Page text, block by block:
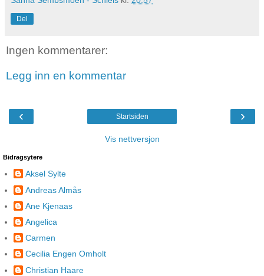
Del
Ingen kommentarer:
Legg inn en kommentar
‹ ›
Startsiden
Vis nettversjon
Bidragsytere
Aksel Sylte
Andreas Almås
Ane Kjenaas
Angelica
Carmen
Cecilia Engen Omholt
Christian Haare